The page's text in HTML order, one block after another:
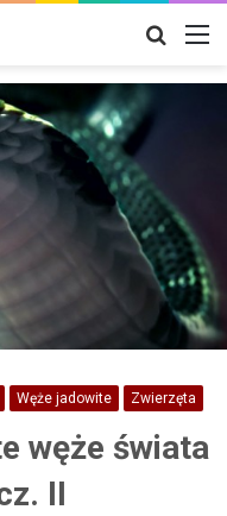
Szukaj
Węże jadowite Zwierzęta
węże świata
II